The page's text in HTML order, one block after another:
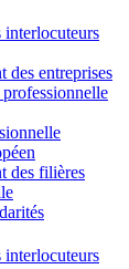
interlocuteurs
des entreprises
des filières
interlocuteurs